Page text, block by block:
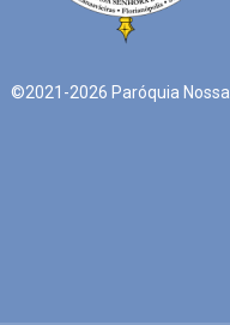
©2021-2026 Paróquia